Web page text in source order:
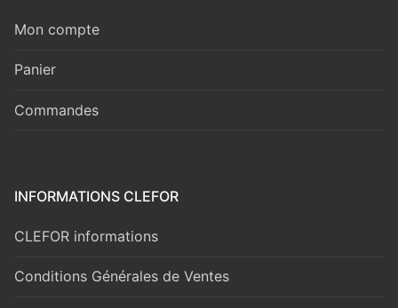
Mon compte
Panier
Commandes
INFORMATIONS CLEFOR
CLEFOR informations
Conditions Générales de Ventes